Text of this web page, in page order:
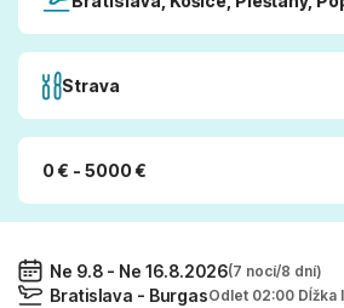
Strava
0 € - 5000 €
Ne 9.8 - Ne 16.8.2026(7 nocí/8 dní)
Bratislava - BurgasOdlet 02:00 Dĺžka